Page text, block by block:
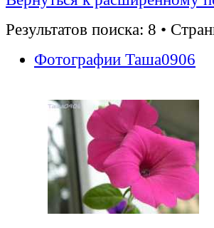
Результатов поиска: 8 •
Фотографии Таша0906